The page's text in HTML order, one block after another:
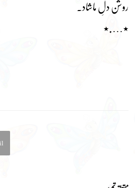
روشن دلِ ماشاد۔
٭….٭